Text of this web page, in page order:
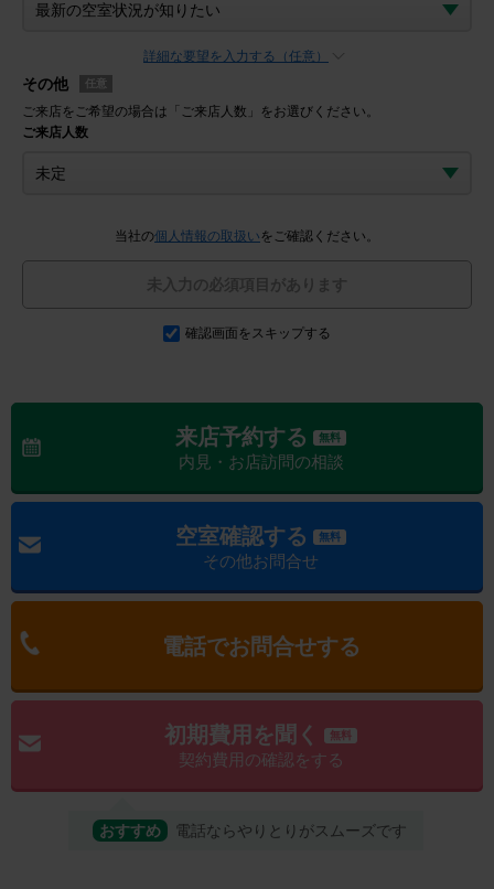
詳細な要望を入力する（任意）
その他 任意
ご来店をご希望の場合は「ご来店人数」をお選びください。
ご来店人数
当社の個人情報の取扱い をご確認ください。
未入力の必須項目があります
確認画面をスキップする
来店予約する 無料
内見・お店訪問の相談
空室確認する 無料
その他お問合せ
電話でお問合せする
初期費用を聞く 無料
契約費用の確認をする
おすすめ 電話ならやりとりがスムーズです